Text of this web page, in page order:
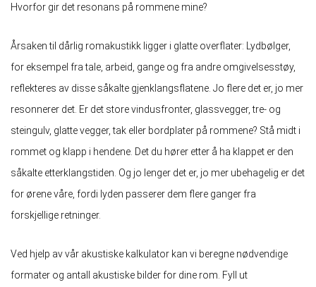
Hvorfor gir det resonans på rommene mine?
Årsaken til dårlig romakustikk ligger i glatte overflater: Lydbølger,
for eksempel fra tale, arbeid, gange og fra andre omgivelsesstøy,
reflekteres av disse såkalte gjenklangsflatene. Jo flere det er, jo mer
resonnerer det. Er det store vindusfronter, glassvegger, tre- og
steingulv, glatte vegger, tak eller bordplater på rommene? Stå midt i
rommet og klapp i hendene. Det du hører etter å ha klappet er den
såkalte etterklangstiden. Og jo lenger det er, jo mer ubehagelig er det
for ørene våre, fordi lyden passerer dem flere ganger fra
forskjellige retninger.
Ved hjelp av vår akustiske kalkulator kan vi beregne nødvendige
formater og antall akustiske bilder for dine rom. Fyll ut